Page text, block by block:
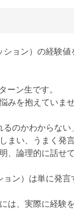
ション）の経験
ーン生です。
みを抱えていま
のかわからない」
まい、うまく発
、論理的に話せ
ン）は単に発
は、実際に経験